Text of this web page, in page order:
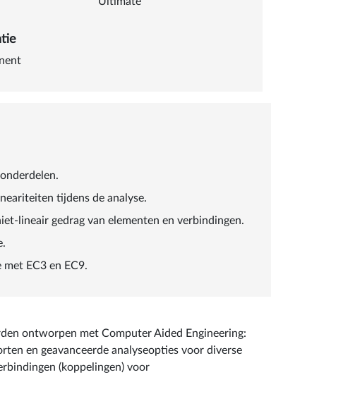
tijdens de analyse.
lineair gedrag van elementen en verbindingen.
EC3 en EC9.
ontworpen met Computer Aided Engineering:
en geavanceerde analyseopties voor diverse
(koppelingen) voor